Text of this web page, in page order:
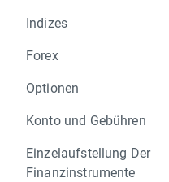
Indizes
Forex
Optionen
Konto und Gebühren
Einzelaufstellung Der
Finanzinstrumente